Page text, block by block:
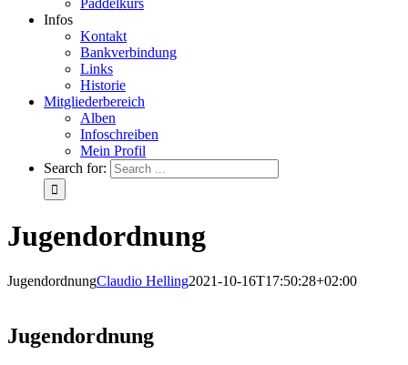
Paddelkurs
Infos
Kontakt
Bankverbindung
Links
Historie
Mitgliederbereich
Alben
Infoschreiben
Mein Profil
Search for:
Jugendordnung
JugendordnungClaudio Helling2021-10-16T17:50:28+02:00
Jugendordnung